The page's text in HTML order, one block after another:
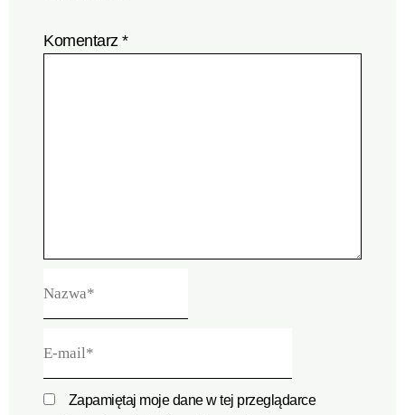
Komentarz*
mail*
Zapamiętaj moje dane w tej przeglądarce